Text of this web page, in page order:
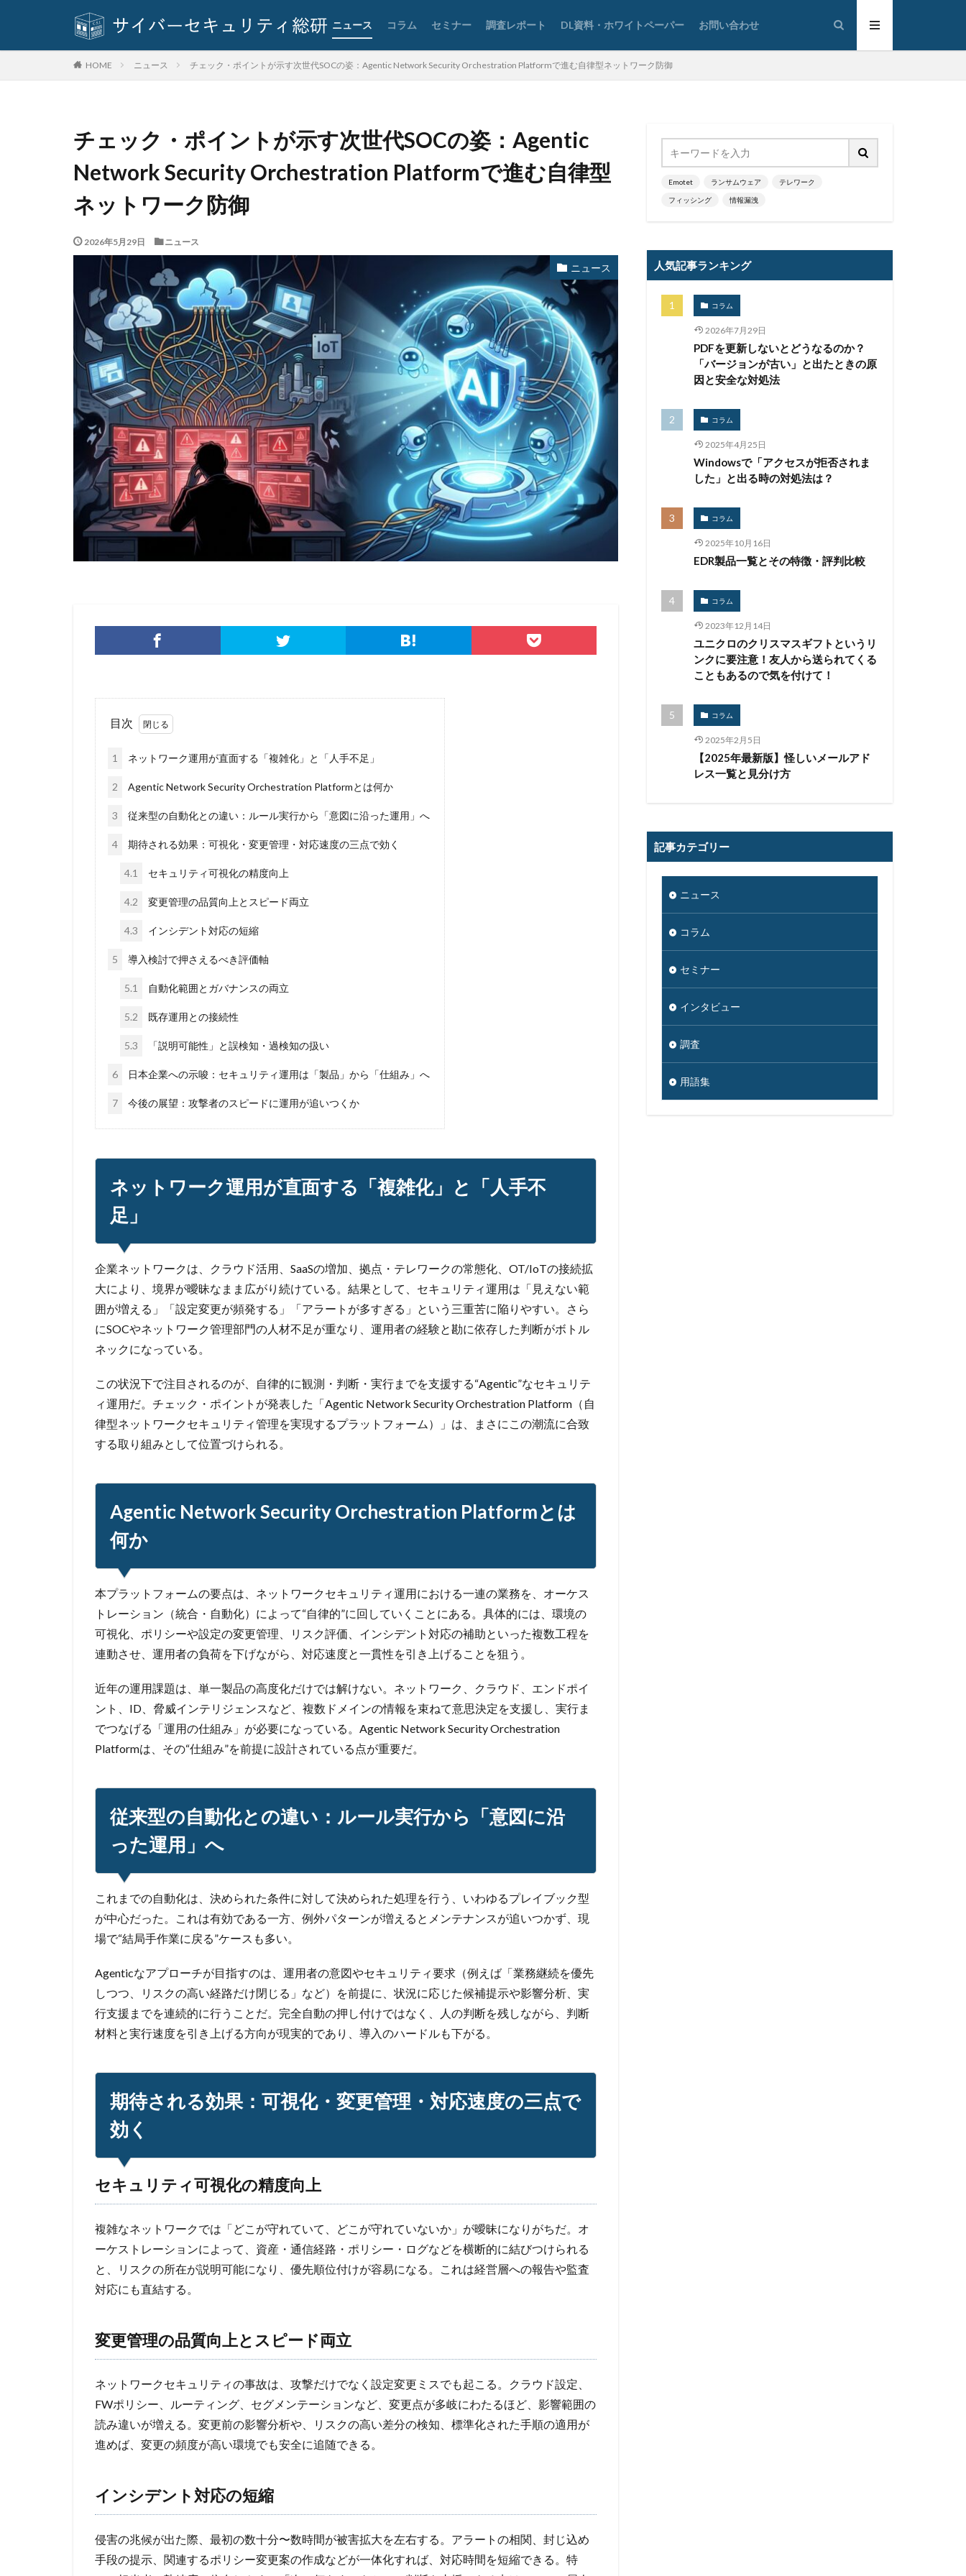
ニュース コラム セミナー 調査レポート DL資料・ホワイトペーパー お問い合わせ
奇安信集団
宅ふぁいる便 宅地建物取引業者免許 安全性 定額給付金 富士通
対策方法
対談 専門家パネル 小学校 小学館 岐阜 巧妙化 広告
広島
座談会
強化 復元 快活フロンティア 悪用 情報
情報システム
手口
手口、 手数料 技術 技術情報 持ち出し 掲載
改ざん
攻撃メール 攻撃手法 攻撃者
教育
教育委員会
教育新聞社 教育機関 数 新型 新型ウイルス 新型コロナウイルス
新潟県
日本医科大学武蔵小杉病院
校務システム
株価 構文 標的 標的型メール
標的型メール訓練
標的型攻撃
機密性 機密情報 機能 民間企業
決済情報
決済画面 法人 法人情報 法律 注意 注意喚起 流出
添付
添付ファイル
港区 漏洩 点検 特許庁 犯罪グループ 独立行政法人
生成AI
産業スパイ 町民 画面ロック 病院 白梅豊岡病院 盗難
監視
目的
知識 研修 破壊 確認不足 社内教育 社労士 社労夢
私物
秘密保持
種類 積水ハウス 窃取 窃盗 第三者 管理 管理者権限
経営者
経済連 給付金 総務省 総当たり攻撃 置き引き 署名
脅威ハンティング
脆弱性 脆弱性診断 自動車 自治体
被害事例
被害原因
被疑者 製品 製品比較 規制 設定ミス
詐欺
詐欺サイト
詐欺メール 認証 認証ダンピング 認証情報 誘導
誤操作
誤表示 調査 調査方法 警告 警察
警視庁
警視庁サイバーセキュリティ対策本部
豚の屠殺詐欺 負荷 資格 資産
転売
退職 通信の秘密 通販サイト
遠隔操作
開発
閲覧
騙る 高級車
HOME ニュース チェック・ポイントが示す次世代SOCの姿：Agentic Network Security Orchestration Platformで進む自律型ネットワーク防御
チェック・ポイントが示す次世代SOCの姿：Agentic
Network Security Orchestration Platformで進む自律型
ネットワーク防御
2026年5月29日 ニュース
ニュース
目次
1 ネットワーク運用が直面する「複雑化」と「人手不足」
2 Agentic Network Security Orchestration Platformとは何か
3 従来型の自動化との違い：ルール実行から「意図に沿った運用」へ
4 期待される効果：可視化・変更管理・対応速度の三点で効く
4.1 セキュリティ可視化の精度向上
4.2 変更管理の品質向上とスピード両立
4.3 インシデント対応の短縮
5 導入検討で押さえるべき評価軸
5.1 自動化範囲とガバナンスの両立
5.2 既存運用との接続性
5.3 「説明可能性」と誤検知・過検知の扱い
6 日本企業への示唆：セキュリティ運用は「製品」から「仕組み」へ
7 今後の展望：攻撃者のスピードに運用が追いつくか
ネットワーク運用が直面する「複雑化」と「人手不
足」
企業ネットワークは、クラウド活用、SaaSの増加、拠点・テレワークの常態化、OT/IoTの接続拡
大により、境界が曖昧なまま広がり続けている。結果として、セキュリティ運用は「見えない範
囲が増える」「設定変更が頻発する」「アラートが多すぎる」という三重苦に陥りやすい。さら
にSOCやネットワーク管理部門の人材不足が重なり、運用者の経験と勘に依存した判断がボトル
ネックになっている。
この状況下で注目されるのが、自律的に観測・判断・実行までを支援する“Agentic”なセキュリテ
ィ運用だ。チェック・ポイントが発表した「Agentic Network Security Orchestration Platform（自
律型ネットワークセキュリティ管理を実現するプラットフォーム）」は、まさにこの潮流に合致
する取り組みとして位置づけられる。
Agentic Network Security Orchestration Platformとは
何か
本プラットフォームの要点は、ネットワークセキュリティ運用における一連の業務を、オーケス
トレーション（統合・自動化）によって“自律的”に回していくことにある。具体的には、環境の
可視化、ポリシーや設定の変更管理、リスク評価、インシデント対応の補助といった複数工程を
連動させ、運用者の負荷を下げながら、対応速度と一貫性を引き上げることを狙う。
近年の運用課題は、単一製品の高度化だけでは解けない。ネットワーク、クラウド、エンドポイ
ント、ID、脅威インテリジェンスなど、複数ドメインの情報を束ねて意思決定を支援し、実行ま
でつなげる「運用の仕組み」が必要になっている。Agentic Network Security Orchestration
Platformは、その“仕組み”を前提に設計されている点が重要だ。
従来型の自動化との違い：ルール実行から「意図に沿
った運用」へ
これまでの自動化は、決められた条件に対して決められた処理を行う、いわゆるプレイブック型
が中心だった。これは有効である一方、例外パターンが増えるとメンテナンスが追いつかず、現
場で“結局手作業に戻る”ケースも多い。
Agenticなアプローチが目指すのは、運用者の意図やセキュリティ要求（例えば「業務継続を優先
しつつ、リスクの高い経路だけ閉じる」など）を前提に、状況に応じた候補提示や影響分析、実
行支援までを連続的に行うことだ。完全自動の押し付けではなく、人の判断を残しながら、判断
材料と実行速度を引き上げる方向が現実的であり、導入のハードルも下がる。
期待される効果：可視化・変更管理・対応速度の三点で
効く
セキュリティ可視化の精度向上
複雑なネットワークでは「どこが守れていて、どこが守れていないか」が曖昧になりがちだ。オ
ーケストレーションによって、資産・通信経路・ポリシー・ログなどを横断的に結びつけられる
と、リスクの所在が説明可能になり、優先順位付けが容易になる。これは経営層への報告や監査
対応にも直結する。
変更管理の品質向上とスピード両立
ネットワークセキュリティの事故は、攻撃だけでなく設定変更ミスでも起こる。クラウド設定、
FWポリシー、ルーティング、セグメンテーションなど、変更点が多岐にわたるほど、影響範囲の
読み違いが増える。変更前の影響分析や、リスクの高い差分の検知、標準化された手順の適用が
進めば、変更の頻度が高い環境でも安全に追随できる。
インシデント対応の短縮
侵害の兆候が出た際、最初の数十分〜数時間が被害拡大を左右する。アラートの相関、封じ込め
手段の提示、関連するポリシー変更案の作成などが一体化すれば、対応時間を短縮できる。特
Emotet ランサムウェア テレワーク
フィッシング 情報漏洩
人気記事ランキング
コラム
2026年7月29日
PDFを更新しないとどうなるのか？
「バージョンが古い」と出たときの原
因と安全な対処法
コラム
2025年4月25日
Windowsで「アクセスが拒否されま
した」と出る時の対処法は？
コラム
2025年10月16日
EDR製品一覧とその特徴・評判比較
コラム
2023年12月14日
ユニクロのクリスマスギフトというリ
ンクに要注意！友人から送られてくる
こともあるので気を付けて！
コラム
2025年2月5日
【2025年最新版】怪しいメールアド
レス一覧と見分け方
記事カテゴリー
ニュース
コラム
セミナー
インタビュー
調査
用語集